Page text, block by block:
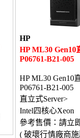
HP
HP ML30 Gen10
P06761-B21-005
HP ML30 Gen10
P06761-B21-005
直立式Server>
Intel四核心Xeon
參考售價：請立
( 破壞行情廠商